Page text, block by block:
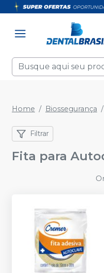
Home Biossegurança
Filtrar
Fita para